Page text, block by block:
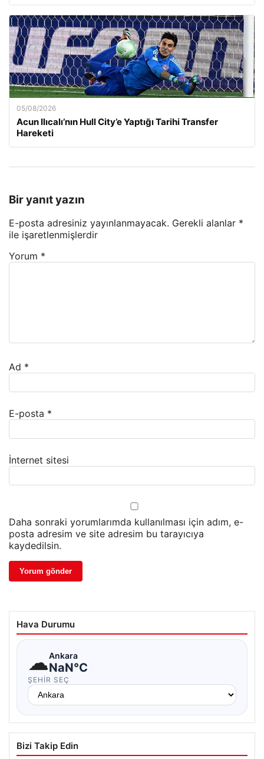
05/08/2026
Acun Ilıcalı’nın Hull City’e Yaptığı Tarihi Transfer
Hareketi
Bir yanıt yazın
E-posta adresiniz yayınlanmayacak. Gerekli alanlar *
ile işaretlenmişlerdir
Yorum *
Ad *
E-posta *
İnternet sitesi
Daha sonraki yorumlarımda kullanılması için adım, e-
posta adresim ve site adresim bu tarayıcıya
kaydedilsin.
Hava Durumu
☁Ankara
NaN°C
ŞEHIR SEÇ
Bizi Takip Edin